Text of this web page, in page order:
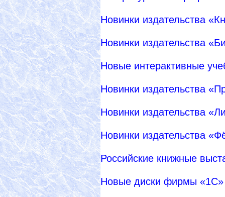
Новинки издательства
Новинки издательства
Новые интерактивные
Новинки издательства
Новинки издательства
Новинки издательства
Российские книжные
Новые диски фирмы «1С»